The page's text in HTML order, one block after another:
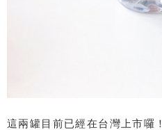
這兩罐目前已經在台灣上市囉！